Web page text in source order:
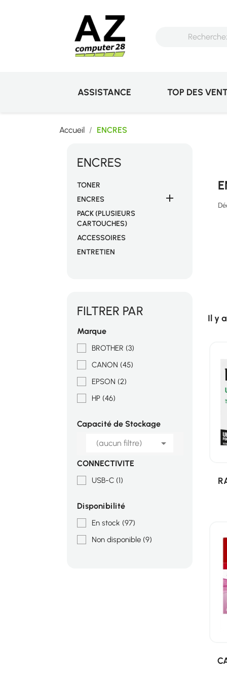
ASSISTANCE TOP DES
Accueil ENCRES
ENCRES
TONER
ENCRES

PACK (PLUSIEURS
CARTOUCHES)
ACCESSOIRES
ENTRETIEN
FILTRER PAR
Marque
BROTHER (3)
CANON (45)
EPSON (2)
HP (46)
Capacité de Stockage
(aucun filtre)

CONNECTIVITE
USB-C (1)
Disponibilité
En stock (97)
Non disponible (9)
Il y